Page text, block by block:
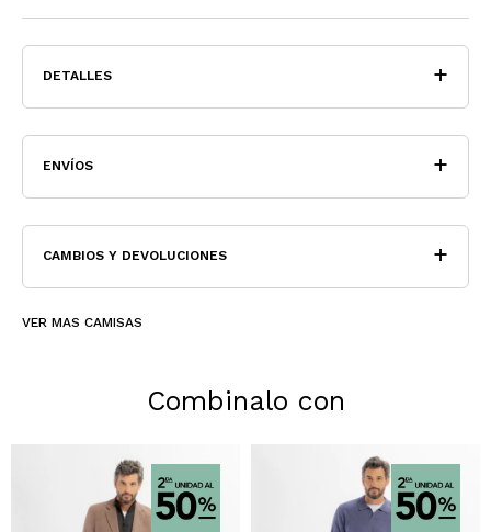
DETALLES
ENVÍOS
CAMBIOS Y DEVOLUCIONES
VER MAS CAMISAS
Combinalo con